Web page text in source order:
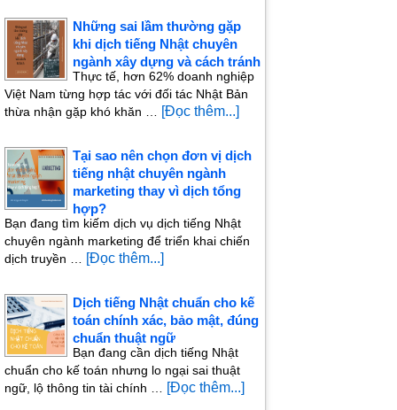
Những sai lầm thường gặp
khi dịch tiếng Nhật chuyên
ngành xây dựng và cách tránh
Thực tế, hơn 62% doanh nghiệp
Việt Nam từng hợp tác với đối tác Nhật Bản
thừa nhận gặp khó khăn …
[Đọc thêm...]
Tại sao nên chọn đơn vị dịch
tiếng nhật chuyên ngành
marketing thay vì dịch tổng
hợp?
Bạn đang tìm kiếm dịch vụ dịch tiếng Nhật
chuyên ngành marketing để triển khai chiến
dịch truyền …
[Đọc thêm...]
Dịch tiếng Nhật chuẩn cho kế
toán chính xác, bảo mật, đúng
chuẩn thuật ngữ
Bạn đang cần dịch tiếng Nhật
chuẩn cho kế toán nhưng lo ngại sai thuật
ngữ, lộ thông tin tài chính …
[Đọc thêm...]